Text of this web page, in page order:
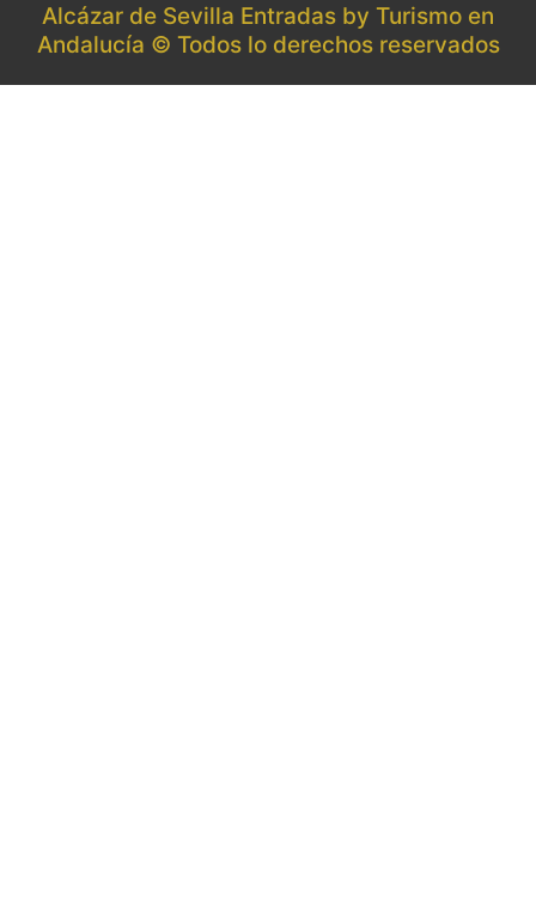
Alcázar de Sevilla Entradas by Turismo en
Andalucía © Todos lo derechos reservados